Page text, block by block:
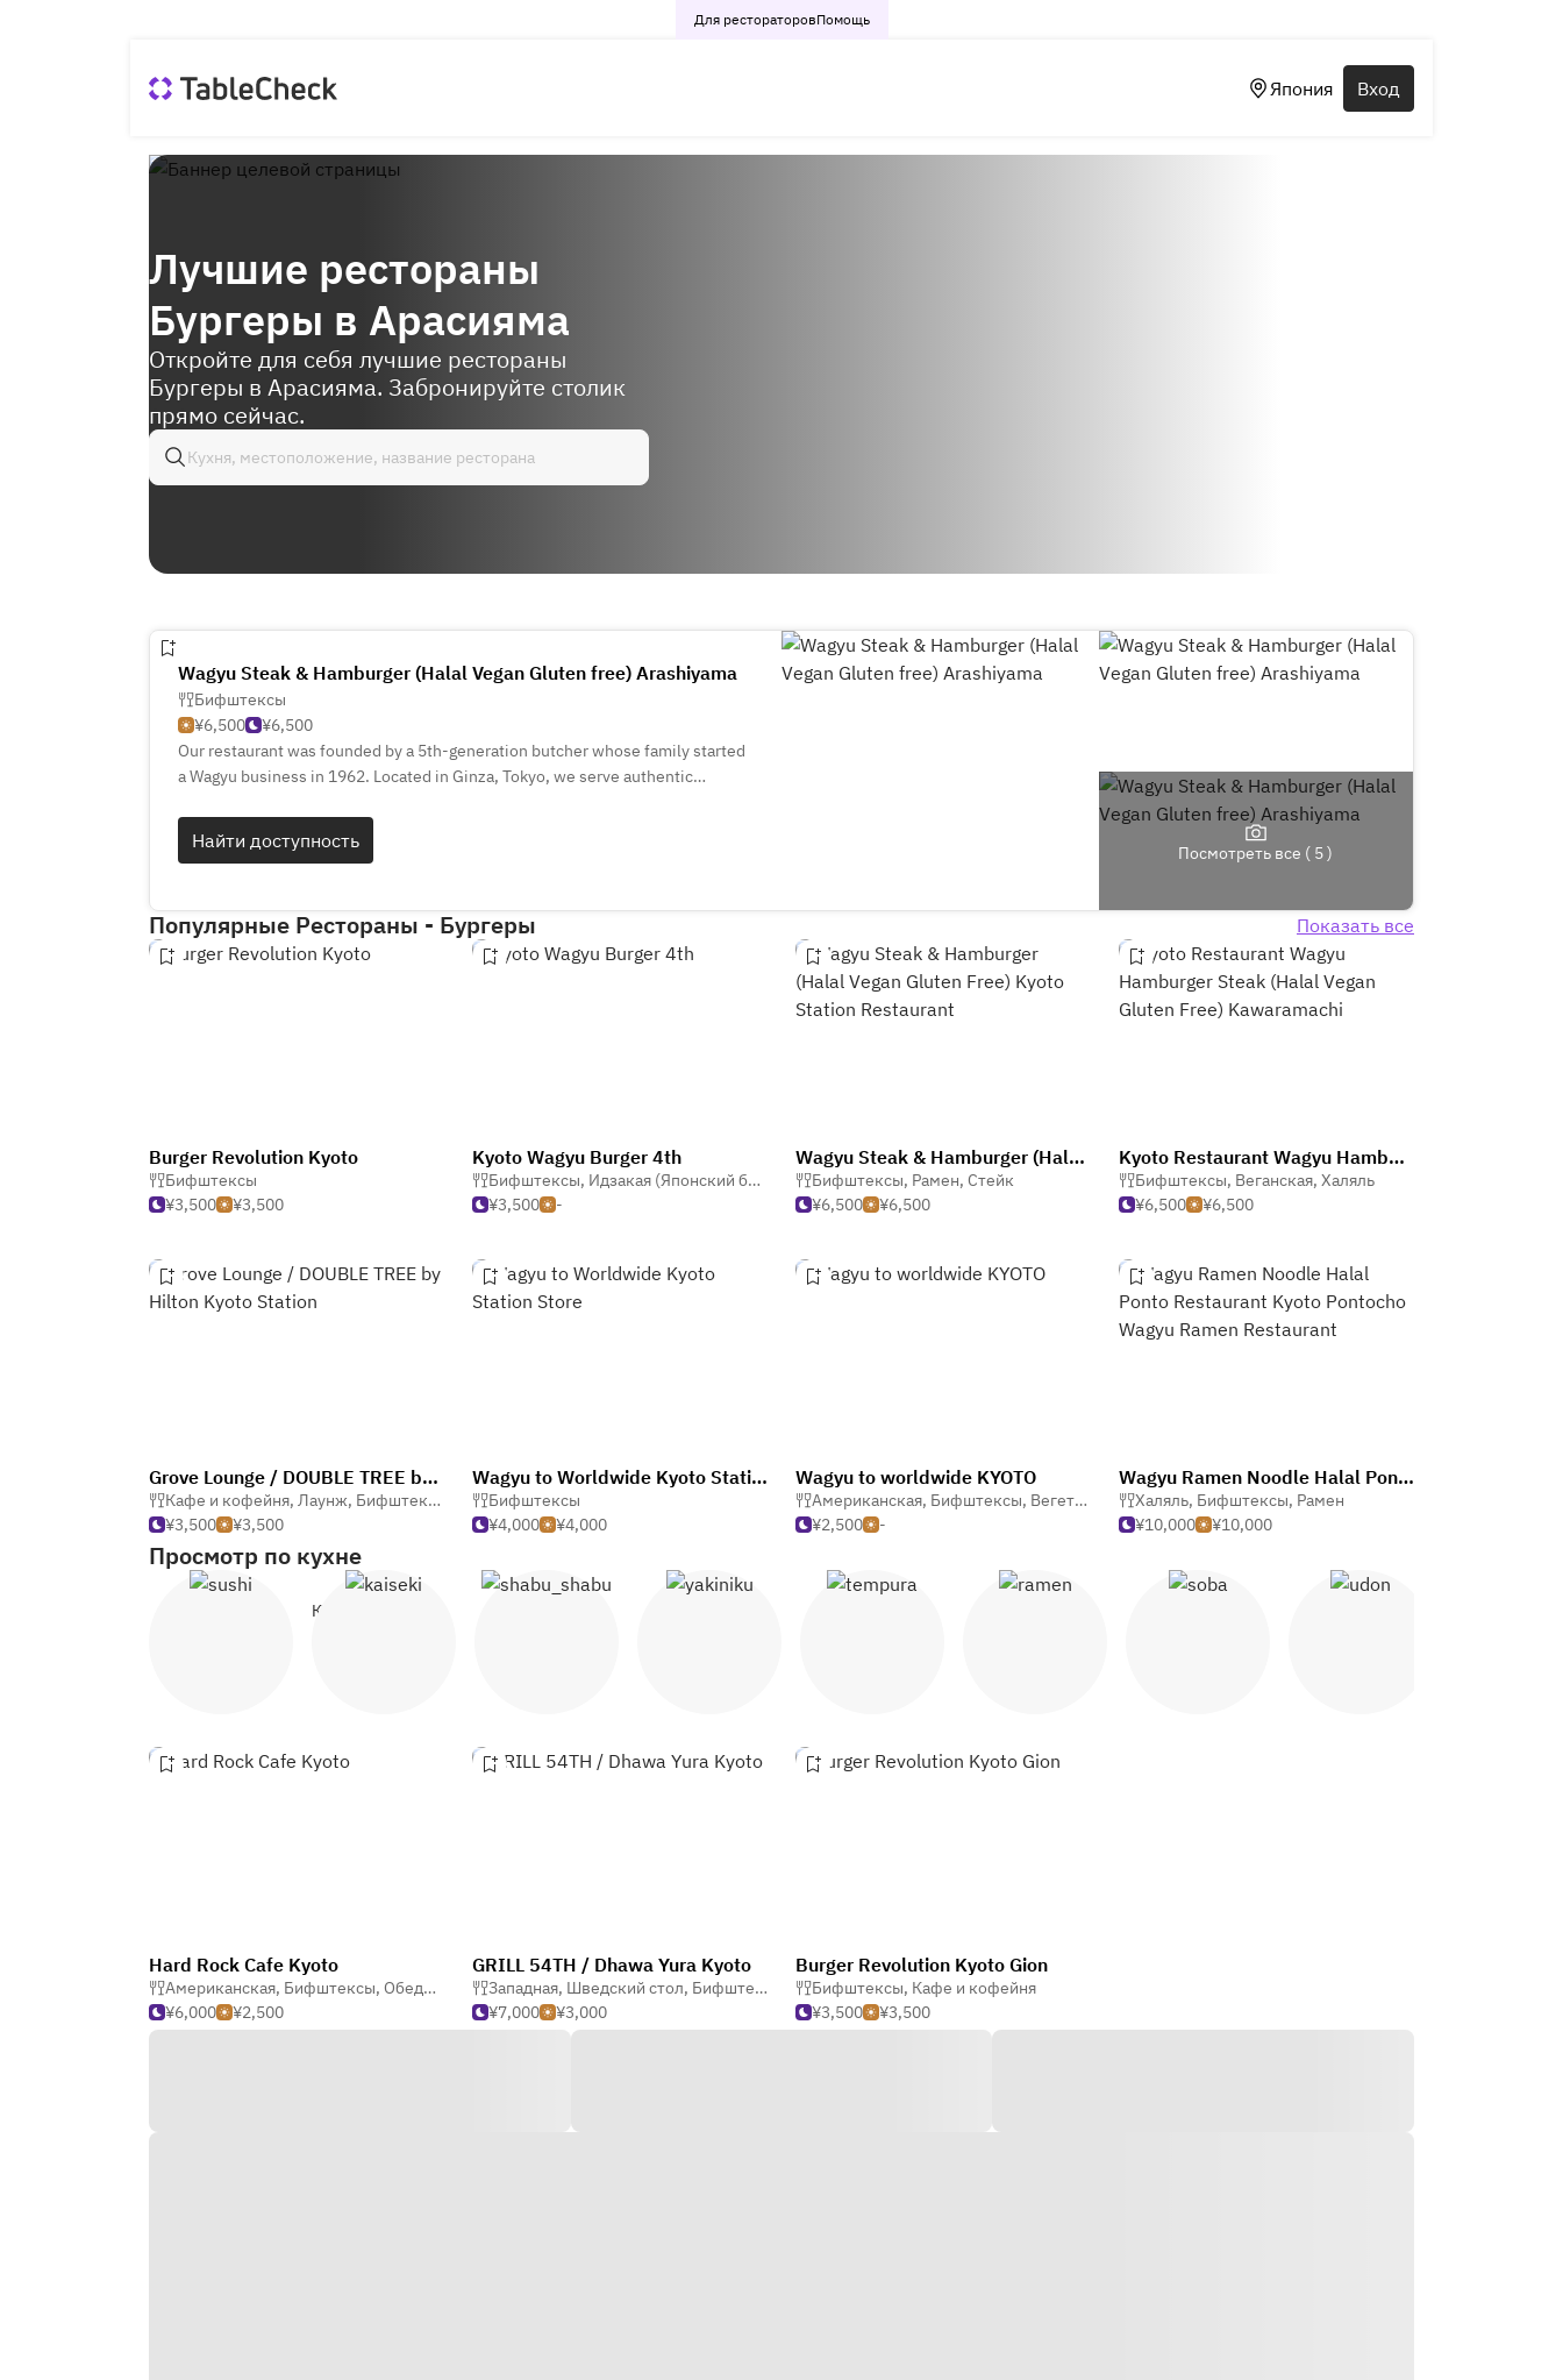
Для рестораторовПомощь
Япония Вход
Лучшие рестораны
Бургеры в Арасияма
Откройте для себя лучшие рестораны
Бургеры в Арасияма. Забронируйте столик
прямо сейчас.
Wagyu Steak & Hamburger (Halal Vegan Gluten free) Arashiyama
Бифштексы
¥6,500
¥6,500
Our restaurant was founded by a 5th-generation butcher whose family started
a Wagyu business in 1962. Located in Ginza, Tokyo, we serve authentic
media by inbound travelers.
Найти доступность
Посмотреть все ( 5 )
Популярные Рестораны - Бургеры Показать все
Burger Revolution Kyoto
Бифштексы
¥3,500
¥3,500
Kyoto Wagyu Burger 4th
Бифштексы, Идзакая (Японский бар)
¥3,500
-
Wagyu Steak & Hamburger (Halal Vegan Gluten Free) Kyoto Station Restaurant
Бифштексы, Рамен, Стейк
¥6,500
¥6,500
Kyoto Restaurant Wagyu Hamburger Steak (Halal Vegan Gluten Free) Kawaramachi
Бифштексы, Веганская, Халяль
¥6,500
¥6,500
Grove Lounge / DOUBLE TREE by Hilton Kyoto Station
Кафе и кофейня, Лаунж, Бифштексы
¥3,500
¥3,500
Wagyu to Worldwide Kyoto Station Store
Бифштексы
¥4,000
¥4,000
Wagyu to worldwide KYOTO
Американская, Бифштексы, Вегетарянская
¥2,500
-
Wagyu Ramen Noodle Halal Ponto Restaurant Kyoto Pontocho Wagyu Ramen Restaurant
Халяль, Бифштексы, Рамен
¥10,000
¥10,000
Просмотр по кухне
Hard Rock Cafe Kyoto
Американская, Бифштексы, Обеденный Бар и Гастро паб
¥6,000
¥2,500
GRILL 54TH / Dhawa Yura Kyoto
Западная, Шведский стол, Бифштексы
¥7,000
¥3,000
Burger Revolution Kyoto Gion
Бифштексы, Кафе и кофейня
¥3,500
¥3,500